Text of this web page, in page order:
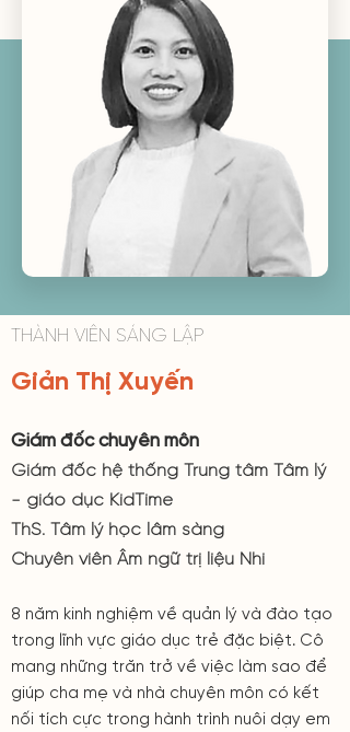
THÀNH VIÊN SÁNG LẬP
Giản Thị Xuyến
Giám đốc chuyên môn
Giám đốc hệ thống Trung tâm Tâm lý
- giáo dục KidTime
ThS. Tâm lý học lâm sàng
Chuyên viên Âm ngữ trị liệu Nhi
8 năm kinh nghiệm về quản lý và đào tạo
trong lĩnh vực giáo dục trẻ đặc biệt. Cô
mang những trăn trở về việc làm sao để
giúp cha mẹ và nhà chuyên môn có kết
nối tích cực trong hành trình nuôi dạy em